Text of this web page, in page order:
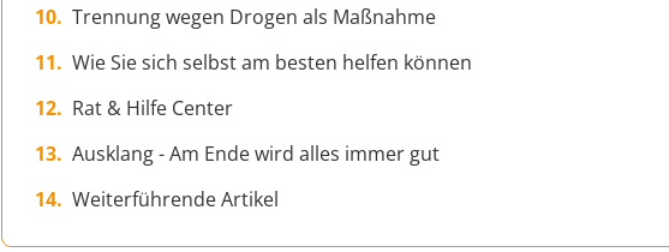
Trennung wegen Drogen als Maßnahme
Wie Sie sich selbst am besten helfen können
Rat & Hilfe Center
Ausklang - Am Ende wird alles immer gut
Weiterführende Artikel